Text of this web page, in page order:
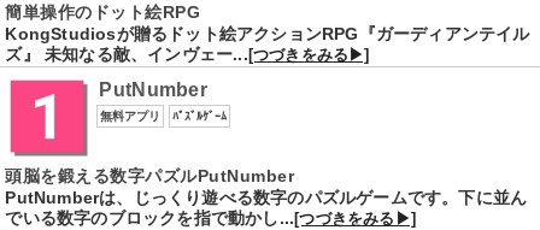
簡単操作のドット絵RPG
KongStudiosが贈るドット絵アクションRPG『ガーディアンテイル
ズ』 未知なる敵、インヴェー... [つづきをみる▶]
PutNumber
無料アプリ ﾊﾟｽﾞﾙｹﾞｰﾑ
頭脳を鍛える数字パズルPutNumber
PutNumberは、じっくり遊べる数字のパズルゲームです。下に並ん
でいる数字のブロックを指で動かし...[つづきをみる▶]